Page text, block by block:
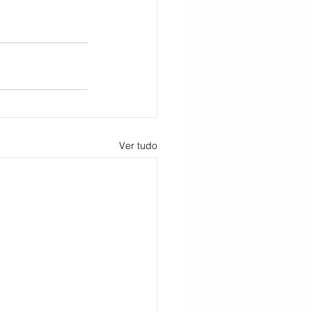
Ver tudo